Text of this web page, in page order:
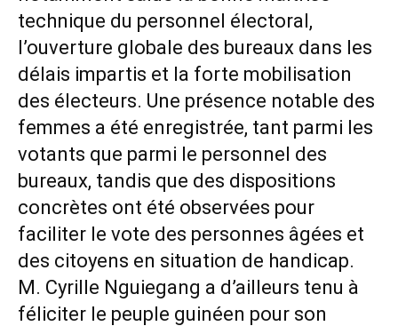
technique du personnel électoral,
l’ouverture globale des bureaux dans les
délais impartis et la forte mobilisation
des électeurs. Une présence notable des
femmes a été enregistrée, tant parmi les
votants que parmi le personnel des
bureaux, tandis que des dispositions
concrètes ont été observées pour
faciliter le vote des personnes âgées et
des citoyens en situation de handicap.
M. Cyrille Nguiegang a d’ailleurs tenu à
féliciter le peuple guinéen pour son